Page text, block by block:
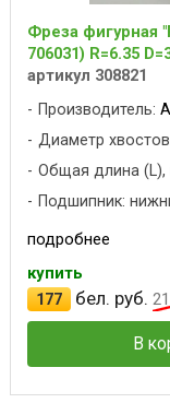
Фреза фигурная
706031) R=6.35
артикул 308821
Производитель:
Диаметр
Общая длина (L),
Подшипник:
подробнее
купить
177
бел. руб.
В